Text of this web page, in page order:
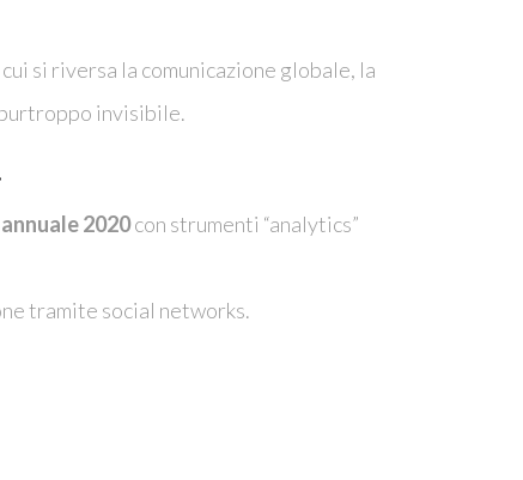
si riversa la comunicazione globale, la
purtroppo invisibile.
2020con strumenti “analytics”
tramite social networks.